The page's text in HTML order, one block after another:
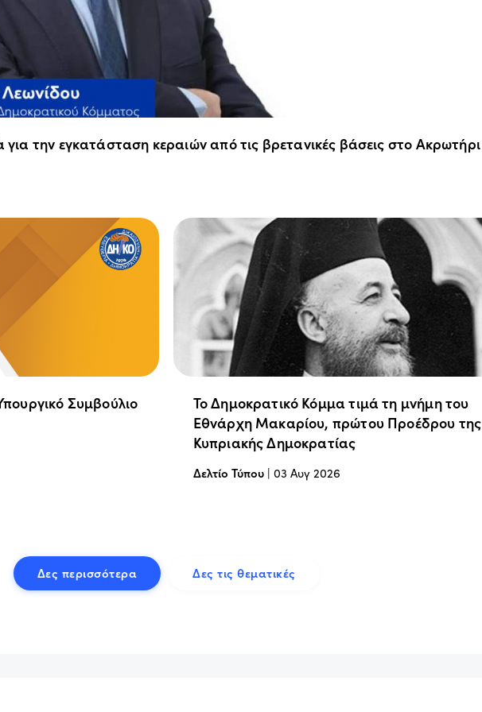
την εγκατάσταση κεραιών από τις βρετανικές βάσεις στο Ακρωτήρι
Συμβούλιο
Το Δημοκρατικό Κόμμα τιμά τη μνήμη του
Εθνάρχη Μακαρίου, πρώτου Προέδρου της
Κυπριακής Δημοκρατίας
Δελτίο Τύπου| 03 Αυγ 2026
Δες περισσότερα Δες τις θεματικές